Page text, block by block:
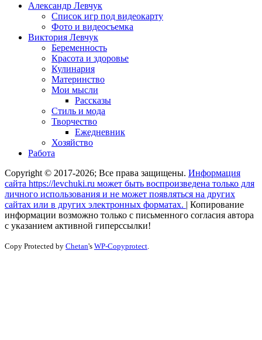
Александр Левчук
Список игр под видеокарту
Фото и видеосъемка
Виктория Левчук
Беременность
Красота и здоровье
Кулинария
Материнство
Мои мысли
Рассказы
Стиль и мода
Творчество
Ежедневник
Хозяйство
Работа
Copyright © 2017-2026; Все права защищены. Информация
сайта https://levchuki.ru может быть воспроизведена только для
личного использования и не может появляться на других
сайтах или в других электронных форматах.
Копирование
информации возможно только с письменного согласия автора
с указанием активной гиперссылки!
Copy Protected by Chetan's WP-Copyprotect.